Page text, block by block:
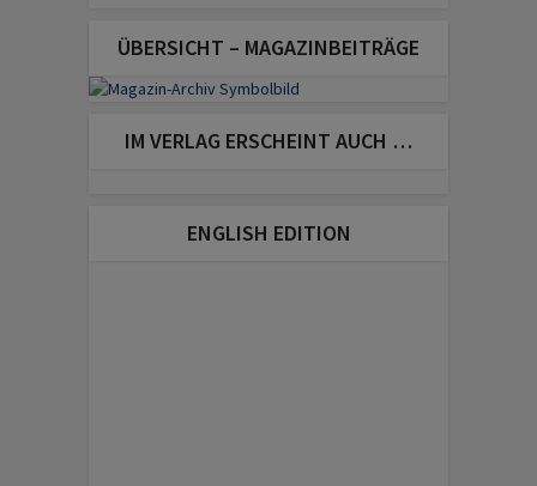
ÜBERSICHT – MAGAZINBEITRÄGE
IM VERLAG ERSCHEINT AUCH …
ENGLISH EDITION